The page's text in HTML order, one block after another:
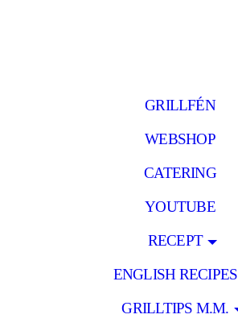
GRILLFÉN
WEBSHOP
CATERING
YOUTUBE
RECEPT
ENGLISH RECIPES
GRILLTIPS M.M.